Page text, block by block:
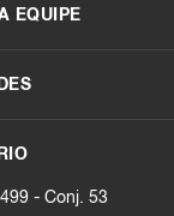
EQUIPE
- Conj. 53